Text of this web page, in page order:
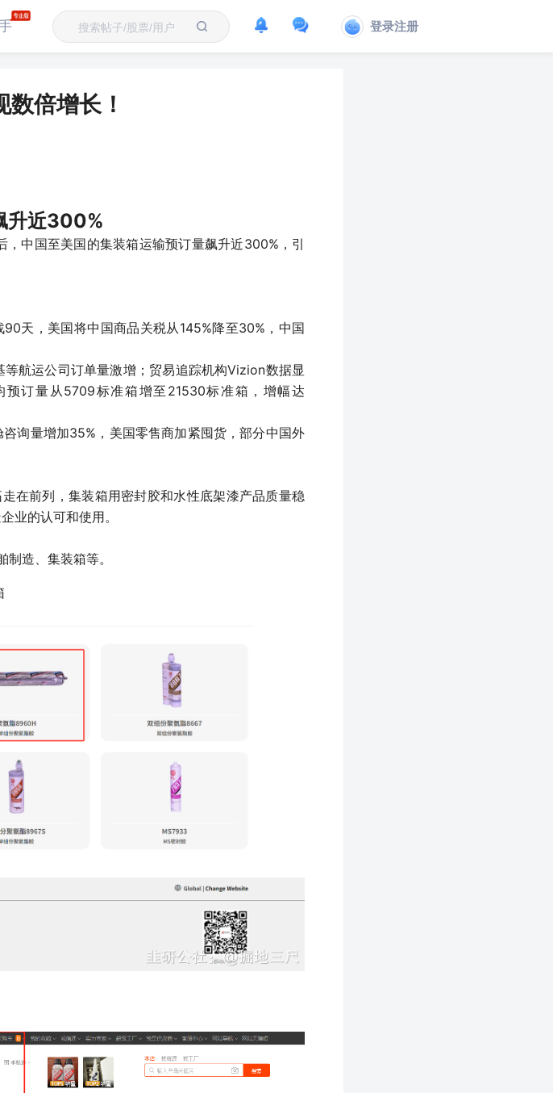
登录注册
倍增长！
升近300%
中国至美国的集装箱运输预订量飙升近300%，引
天，美国将中国商品关税从145%降至30%，中国
航运公司订单量激增；贸易追踪机构Vizion数据显
订量从5709标准箱增至21530标准箱，增幅达
询量增加35%，美国零售商加紧囤货，部分中国外
在前列，集装箱用密封胶和水性底架漆产品质量稳
业的认可和使用。
造、集装箱等。